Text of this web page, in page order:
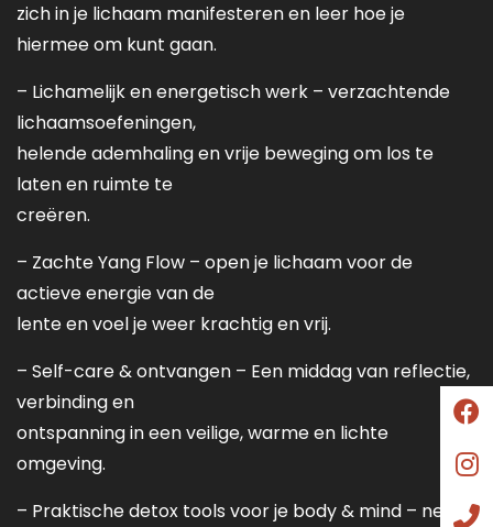
zich in je lichaam manifesteren en leer hoe je
hiermee om kunt gaan.
– Lichamelijk en energetisch werk – verzachtende
lichaamsoefeningen,
helende ademhaling en vrije beweging om los te
laten en ruimte te
creëren.
– Zachte Yang Flow – open je lichaam voor de
actieve energie van de
lente en voel je weer krachtig en vrij.
– Self-care & ontvangen – Een middag van reflectie,
verbinding en
ontspanning in een veilige, warme en lichte
omgeving.
– Praktische detox tools voor je body & mind – neem